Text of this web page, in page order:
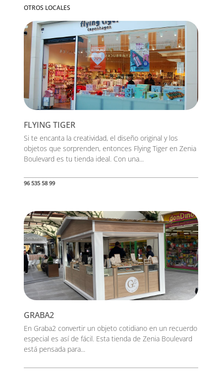
OTROS LOCALES
FLYING TIGER
Si te encanta la creatividad, el diseño original y los
objetos que sorprenden, entonces Flying Tiger en Zenia
Boulevard es tu tienda ideal. Con una...
96 535 58 99
GRABA2
En Graba2 convertir un objeto cotidiano en un recuerdo
especial es así de fácil. Esta tienda de Zenia Boulevard
está pensada para...